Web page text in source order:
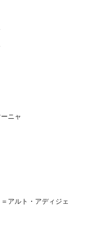
ニャ
アルト・アディジェ